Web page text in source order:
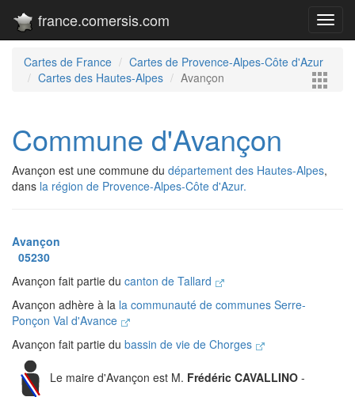
france.comersis.com
Cartes de France
Cartes de Provence-Alpes-Côte d'Azur
Cartes des Hautes-Alpes
Avançon
Commune d'Avançon
Avançon est une commune du département des Hautes-Alpes,
dans la région de Provence-Alpes-Côte d'Azur.
Avançon
05230
Avançon fait partie du canton de Tallard
Avançon adhère à la la communauté de communes Serre-
Ponçon Val d'Avance
Avançon fait partie du bassin de vie de Chorges
Le maire d'Avançon est M. Frédéric CAVALLINO -